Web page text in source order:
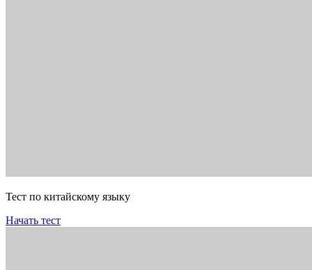
Тест по китайскому языку
Начать тест